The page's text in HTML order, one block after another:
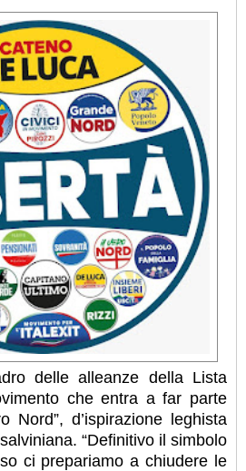
delle alleanze della Lista
che entra a far parte
Nord”, d’ispirazione leghista
“Definitivo il simbolo
ci prepariamo a chiudere le